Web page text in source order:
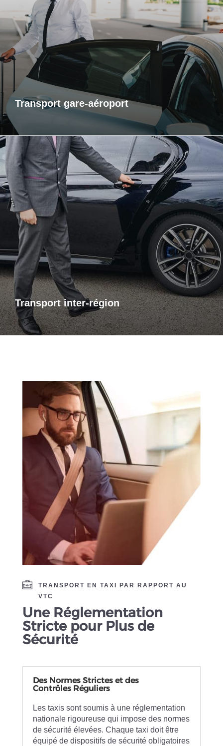
Transport gare-aéroport
Pour vos départs comme pour vos retours, profitez d’un
service de transport fiable et ponctuel vers les gares et
aéroports. Je m’assure que vous arriviez à l’heure, sans
contrainte et dans un confort optimal. Que vous voyagiez
pour affaires ou pour le plaisir, laissez-moi gérer votre trajet
afin que vous puissiez vous concentrer sur l’essentiel : votre
voyage.
Transport inter-région
Transports inter-région
Pour vos trajets longue distance, je vous propose un service
de transport inter-régional fiable et confortable. Que ce soit
pour des raisons personnelles ou professionnelles,
bénéficiez d’un accompagnement adapté à vos besoins,
avec des trajets sûrs et sur mesure.
TRANSPORT EN TAXI PAR RAPPORT AU
VTC
Une Réglementation
Stricte pour Plus de
Sécurité
Des Normes Strictes et des
Contrôles Réguliers
Les taxis sont soumis à une réglementation
nationale rigoureuse qui impose des normes
de sécurité élevées. Chaque taxi doit être
équipé de dispositifs de sécurité obligatoires